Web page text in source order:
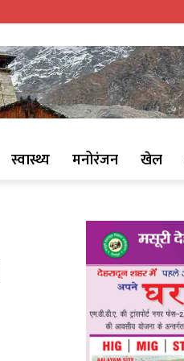
स्वास्थ्य मनोरंजन खेल